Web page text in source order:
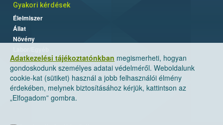
Adatkezelési tájékoztatónkban megismerheti, hogyan
gondoskodunk személyes adatai védelméről. Weboldalunk
cookie-kat (sütiket) használ a jobb felhasználói élmény
érdekében, melynek biztosításához kérjük, kattintson az
„Elfogadom” gombra.
Gyakori kérdések
Élelmiszer
Állat
Növény